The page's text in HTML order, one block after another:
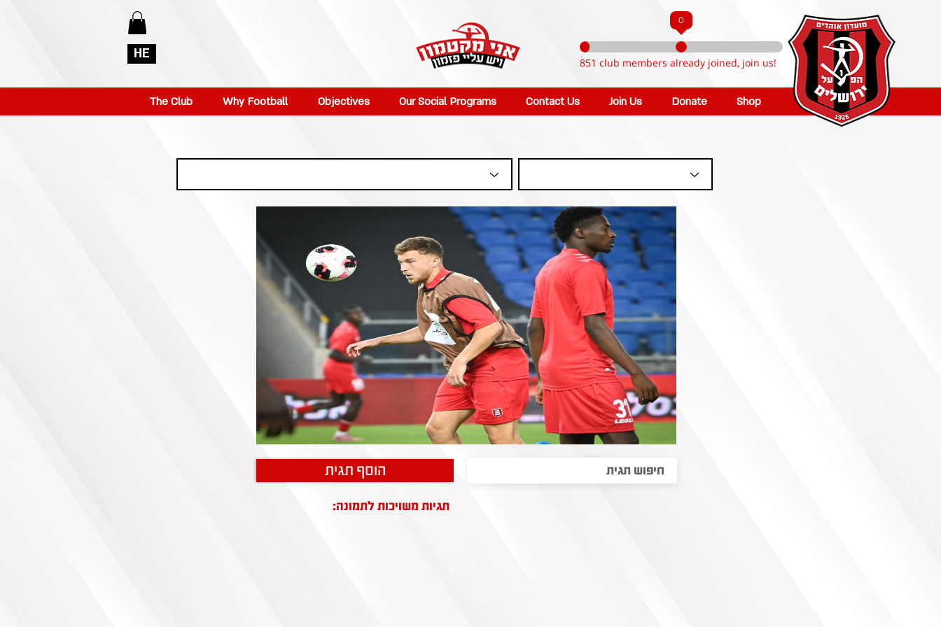
HE
0
851 club members already joined, join us!
The Club Why Football Objectives Our Social Programs Contact Us Join Us Donate Shop
הוסף תגית
תגיות משויכות לתמונה: